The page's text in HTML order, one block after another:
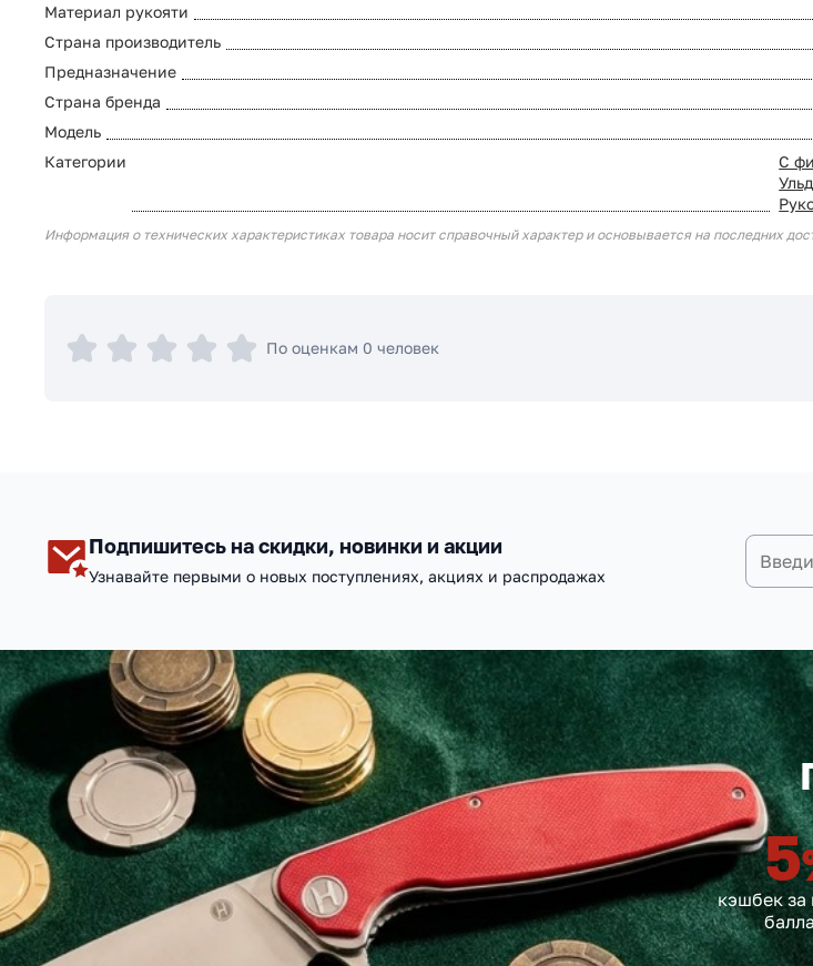
Материал рукояти
Страна производитель
Предназначение
Страна бренда
Модель
Категории
С
Информация о технических характеристиках товара носит справочный характер и основывается на последних
По оценкам 0 человек
Подпишитесь на скидки, новинки и акции
Узнавайте первыми о новых поступлениях, акциях и распродажах
5
кэшбек за